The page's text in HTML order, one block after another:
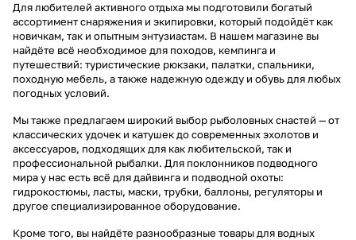
Для любителей активного отдыха мы подготовили богатый
ассортимент снаряжения и экипировки, который подойдёт как
новичкам, так и опытным энтузиастам. В нашем магазине вы
найдёте всё необходимое для походов, кемпинга и
путешествий: туристические рюкзаки, палатки, спальники,
походную мебель, а также надежную одежду и обувь для любых
погодных условий.
Мы также предлагаем широкий выбор рыболовных снастей — от
классических удочек и катушек до современных эхолотов и
аксессуаров, подходящих для как любительской, так и
профессиональной рыбалки. Для поклонников подводного
мира у нас есть всё для дайвинга и подводной охоты:
гидрокостюмы, ласты, маски, трубки, баллоны, регуляторы и
другое специализированное оборудование.
Кроме того, вы найдёте разнообразные товары для водных